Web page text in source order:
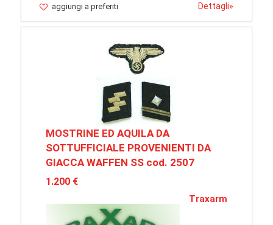
aggiungi a preferiti Dettagli»
MOSTRINE ED AQUILA DA
SOTTUFFICIALE PROVENIENTI DA
GIACCA WAFFEN SS cod. 2507
1.200 €
Traxarm